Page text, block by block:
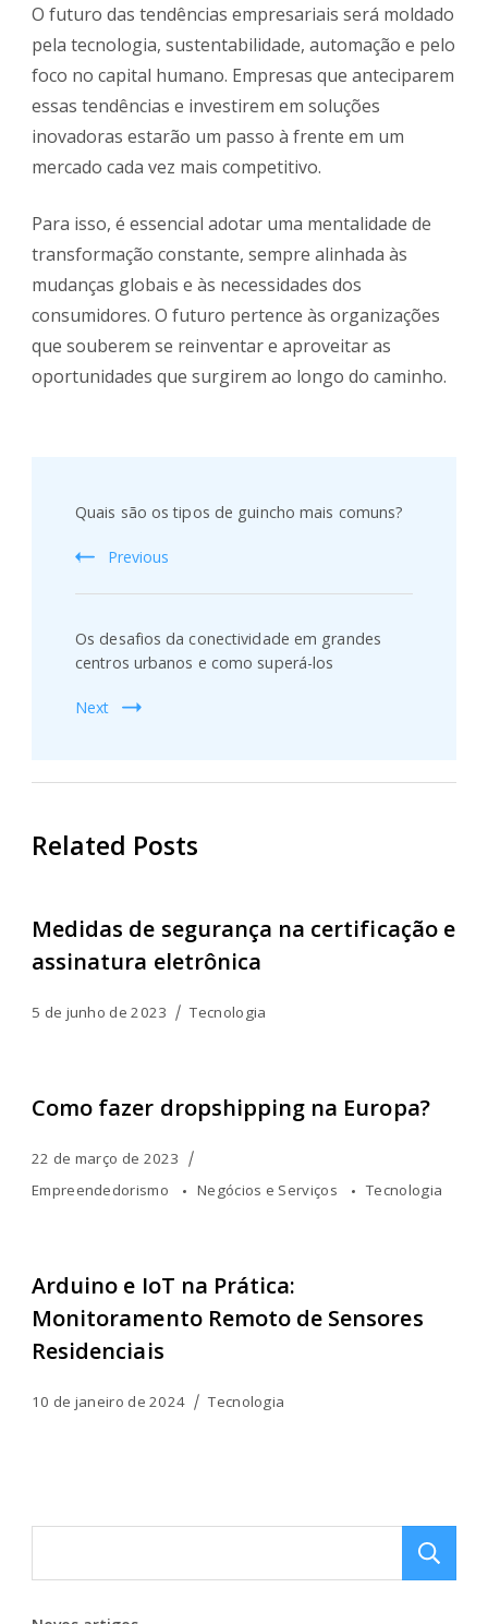
O futuro das tendências empresariais será moldado
pela tecnologia, sustentabilidade, automação e pelo
foco no capital humano. Empresas que anteciparem
essas tendências e investirem em soluções
inovadoras estarão um passo à frente em um
mercado cada vez mais competitivo.
Para isso, é essencial adotar uma mentalidade de
transformação constante, sempre alinhada às
mudanças globais e às necessidades dos
consumidores. O futuro pertence às organizações
que souberem se reinventar e aproveitar as
oportunidades que surgirem ao longo do caminho.
Navigation
Quais são os tipos de guincho mais comuns?
Previous
Os desafios da conectividade em grandes
centros urbanos e como superá-los
Next
Related Posts
Medidas de segurança na certificação e
assinatura eletrônica
5 de junho de 2023 Tecnologia
Como fazer dropshipping na Europa?
22 de março de 2023
Empreendedorismo
Negócios e Serviços Tecnologia
Arduino e IoT na Prática:
Monitoramento Remoto de Sensores
Residenciais
10 de janeiro de 2024 Tecnologia